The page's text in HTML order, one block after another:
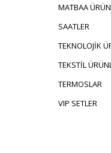
MATBAA
SAATLER
TEKNOLOJİK
TEKSTİL
TERMOSLAR
VIP SETLER